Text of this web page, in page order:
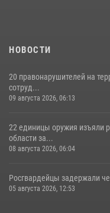
НОВОСТИ
20 правонарушителей на
сотруд...
09 августа 2026, 06:13
22 единицы оружия изъяли
области за...
08 августа 2026, 06:04
Росгвардейцы задержали
05 августа 2026, 12:53